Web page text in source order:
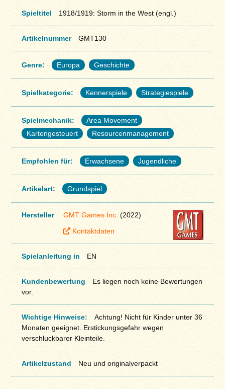
Spieltitel 1918/1919: Storm in the West (engl.)
Artikelnummer GMT130
Genre: Europa Geschichte
Spielkategorie: Kennerspiele Strategiespiele
Spielmechanik:
Area Movement
Kartengesteuert
Resourcenmanagement
Empfohlen für: Erwachsene Jugendliche
Artikelart: Grundspiel
Hersteller GMT Games Inc. (2022)
Kontaktdaten
Spielanleitung in EN
Kundenbewertung
Es liegen noch keine Bewertungen
vor.
Wichtige Hinweise:
Achtung! Nicht für Kinder unter 36
Monaten geeignet. Erstickungsgefahr wegen
verschluckbarer Kleinteile.
Artikelzustand Neu und originalverpackt